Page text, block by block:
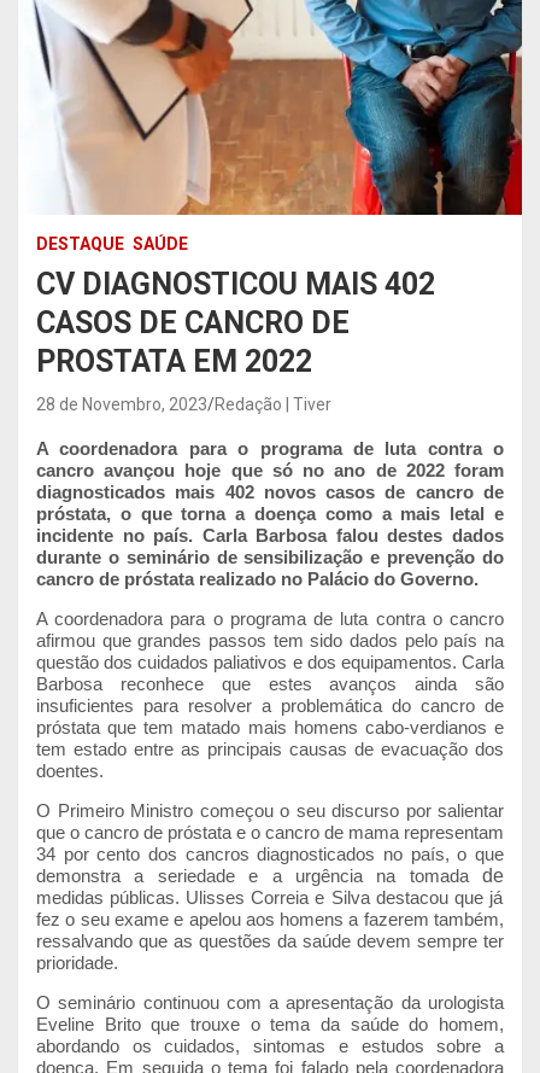
DESTAQUE SAÚDE
CV DIAGNOSTICOU MAIS 402
CASOS DE CANCRO DE
PROSTATA EM 2022
28 de Novembro, 2023 Redação | Tiver
A coordenadora para o programa de luta contra o
cancro avançou hoje que só no ano de 2022 foram
diagnosticados mais 402 novos casos de cancro de
próstata, o que torna a doença como a mais letal e
incidente no país. Carla Barbosa falou destes dados
durante o seminário de sensibilização e prevenção do
cancro de próstata realizado no Palácio do Governo.
A coordenadora para o programa de luta contra o cancro
afirmou que grandes passos tem sido dados pelo país na
questão dos cuidados paliativos e dos equipamentos. Carla
Barbosa reconhece que estes avanços ainda são
insuficientes para resolver a problemática do cancro de
próstata que tem matado mais homens cabo-verdianos e
tem estado entre as principais causas de evacuação dos
doentes.
O Primeiro Ministro começou o seu discurso por salientar
que o cancro de próstata e o cancro de mama representam
34 por cento dos cancros diagnosticados no país, o que
demonstra a seriedade e a urgência na tomada de
medidas públicas. Ulisses Correia e Silva destacou que já
fez o seu exame e apelou aos homens a fazerem também,
ressalvando que as questões da saúde devem sempre ter
prioridade.
O seminário continuou com a apresentação da urologista
Eveline Brito que trouxe o tema da saúde do homem,
abordando os cuidados, sintomas e estudos sobre a
doença. Em seguida o tema foi falado pela coordenadora